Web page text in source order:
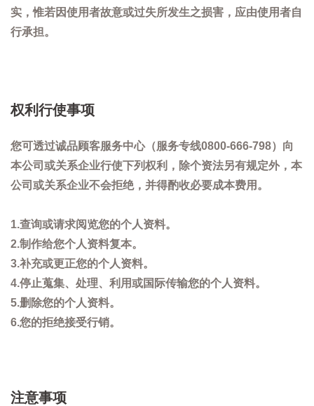
实，惟若因使用者故意或过失所发生之损害，应由使用者自
行承担。
权利行使事项
您可透过诚品顾客服务中心（服务专线0800-666-798）向
本公司或关系企业行使下列权利，除个资法另有规定外，本
公司或关系企业不会拒绝，并得酌收必要成本费用。
1.查询或请求阅览您的个人资料。
2.制作给您个人资料复本。
3.补充或更正您的个人资料。
4.停止蒐集、处理、利用或国际传输您的个人资料。
5.删除您的个人资料。
6.您的拒绝接受行销。
注意事项